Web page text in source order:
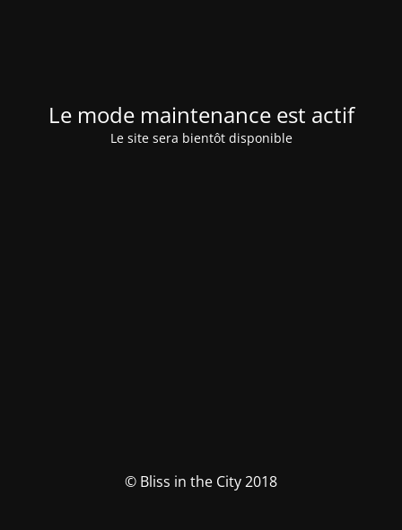
Le mode maintenance est actif
Le site sera bientôt disponible
© Bliss in the City 2018